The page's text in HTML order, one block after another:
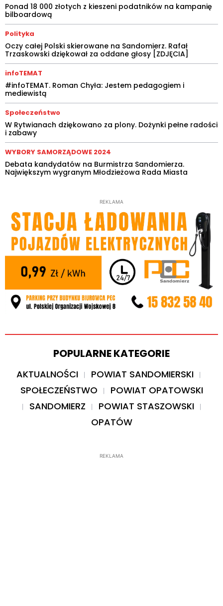
Ponad 18 000 złotych z kieszeni podatników na kampanię
bilboardową
Polityka
Oczy całej Polski skierowane na Sandomierz. Rafał
Trzaskowski dziękował za oddane głosy [ZDJĘCIA]
infoTEMAT
#infoTEMAT. Roman Chyła: Jestem pedagogiem i
mediewistą
Społeczeństwo
W Rytwianach dziękowano za plony. Dożynki pełne radości
i zabawy
WYBORY SAMORZĄDOWE 2024
Debata kandydatów na Burmistrza Sandomierza.
Największym wygranym Młodzieżowa Rada Miasta
REKLAMA
POPULARNE KATEGORIE
AKTUALNOŚCI
POWIAT SANDOMIERSKI
SPOŁECZEŃSTWO
POWIAT OPATOWSKI
SANDOMIERZ
POWIAT STASZOWSKI
OPATÓW
REKLAMA